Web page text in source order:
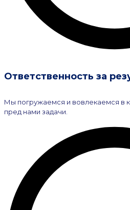
Ответственность за
Мы погружаемся и вовлекаемся в
пред нами задачи.